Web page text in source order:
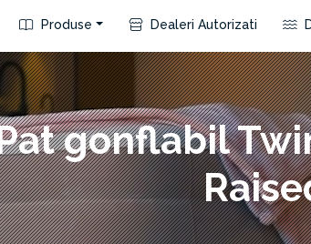
Produse Dealeri Autorizati
gonflabil